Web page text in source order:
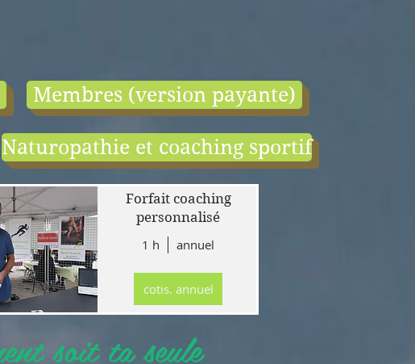
Membres (version payante)
Naturopathie et coaching sportif
comprend:
visio-
par
salle ou en
ligne.
cours en
de condition
en ligne
salle par
(sauf juillet
Forfait coaching
personnalisé
1 h
annuel
cotis. annuel
soit ta seule